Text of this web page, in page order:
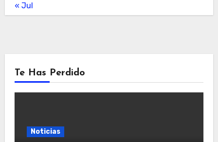
« Jul
Te Has Perdido
Noticias